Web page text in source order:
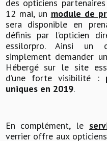
des opticiens
12 mai, un module de
sera disponible en
définis par l’opticien
essilorpro. Ainsi un
simplement demander
Hébergé sur le site
d’une forte visibilité :
uniques en 2019.
En complément, le
verrier offre aux